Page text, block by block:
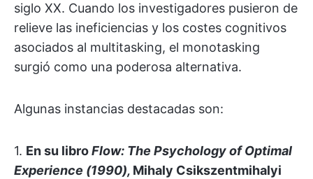
siglo XX. Cuando los investigadores pusieron de
relieve las ineficiencias y los costes cognitivos
asociados al multitasking, el monotasking
surgió como una poderosa alternativa.
Algunas instancias destacadas son:
1. En su libroFlow: The Psychology of Optimal
Experience (1990), Mihaly Csikszentmihalyi